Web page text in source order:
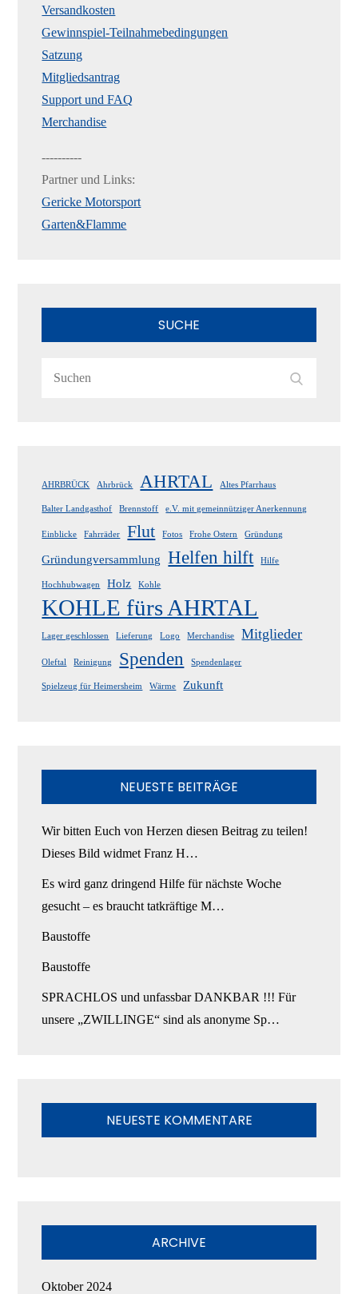
Versandkosten
Gewinnspiel-Teilnahmebedingungen
Satzung
Mitgliedsantrag
Support und FAQ
Merchandise
----------
Partner und Links:
Gericke Motorsport
Garten&Flamme
SUCHE
AHRBRÜCK Ahrbrück AHRTAL Altes Pfarrhaus
Balter Landgasthof Brennstoff e.V. mit gemeinnütziger Anerkennung
Einblicke Fahrräder Flut Fotos Frohe Ostern Gründung
Gründungversammlung Helfen hilft Hilfe
Hochhubwagen Holz Kohle
KOHLE fürs AHRTAL
Lager geschlossen Lieferung Logo Merchandise Mitglieder
Oleftal Reinigung Spenden Spendenlager
Spielzeug für Heimersheim Wärme Zukunft
NEUESTE BEITRÄGE
Wir bitten Euch von Herzen diesen Beitrag zu teilen!
Dieses Bild widmet Franz H…
Es wird ganz dringend Hilfe für nächste Woche
gesucht – es braucht tatkräftige M…
Baustoffe
Baustoffe
SPRACHLOS und unfassbar DANKBAR !!! Für
unsere „ZWILLINGE“ sind als anonyme Sp…
NEUESTE KOMMENTARE
ARCHIVE
Oktober 2024